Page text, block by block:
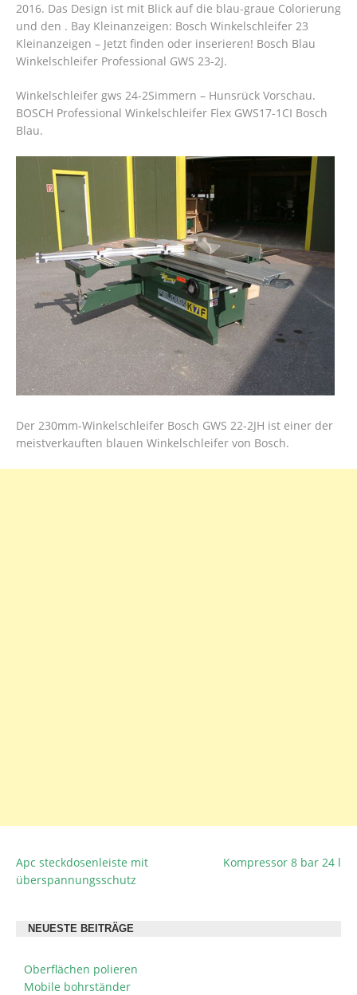
2016. Das Design ist mit Blick auf die blau-graue Colorierung
und den . Bay Kleinanzeigen: Bosch Winkelschleifer 23
Kleinanzeigen – Jetzt finden oder inserieren! Bosch Blau
Winkelschleifer Professional GWS 23-2J.
Winkelschleifer gws 24-2Simmern – Hunsrück Vorschau.
BOSCH Professional Winkelschleifer Flex GWS17-1CI Bosch
Blau.
Der 230mm-Winkelschleifer Bosch GWS 22-2JH ist einer der
meistverkauften blauen Winkelschleifer von Bosch.
BEITRAGSNAVIGATION
Apc steckdosenleiste mit
überspannungsschutz
Kompressor 8 bar 24 l
NEUESTE BEITRÄGE
Oberflächen polieren
Mobile bohrständer